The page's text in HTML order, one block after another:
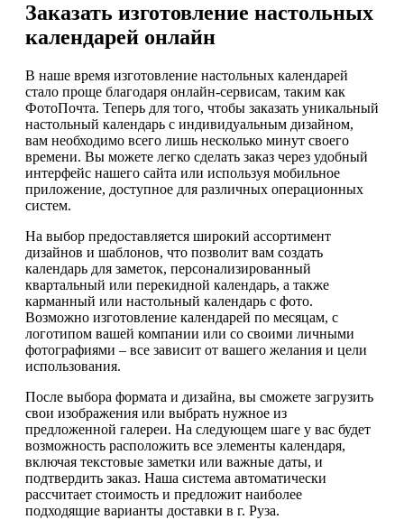
Заказать изготовление настольных
календарей онлайн
В наше время изготовление настольных календарей
стало проще благодаря онлайн-сервисам, таким как
ФотоПочта. Теперь для того, чтобы заказать уникальный
настольный календарь с индивидуальным дизайном,
вам необходимо всего лишь несколько минут своего
времени. Вы можете легко сделать заказ через удобный
интерфейс нашего сайта или используя мобильное
приложение, доступное для различных операционных
систем.
На выбор предоставляется широкий ассортимент
дизайнов и шаблонов, что позволит вам создать
календарь для заметок, персонализированный
квартальный или перекидной календарь, а также
карманный или настольный календарь с фото.
Возможно изготовление календарей по месяцам, с
логотипом вашей компании или со своими личными
фотографиями – все зависит от вашего желания и цели
использования.
После выбора формата и дизайна, вы сможете загрузить
свои изображения или выбрать нужное из
предложенной галереи. На следующем шаге у вас будет
возможность расположить все элементы календаря,
включая текстовые заметки или важные даты, и
подтвердить заказ. Наша система автоматически
рассчитает стоимость и предложит наиболее
подходящие варианты доставки в г. Руза.